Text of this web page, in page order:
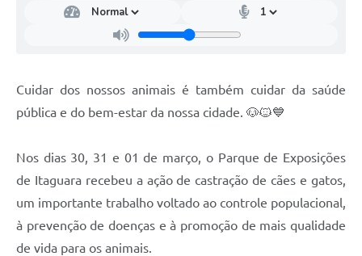
Cuidar dos nossos animais é também cuidar da saúde
pública e do bem-estar da nossa cidade. 🐶🐱💙
Nos dias 30, 31 e 01 de março, o Parque de Exposições
de Itaguara recebeu a ação de castração de cães e gatos,
um importante trabalho voltado ao controle populacional,
à prevenção de doenças e à promoção de mais qualidade
de vida para os animais.